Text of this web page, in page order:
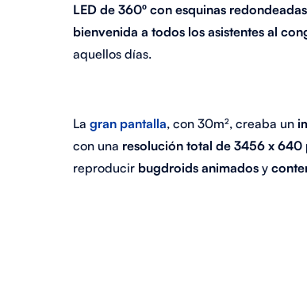
LED de 360º con esquinas redondeadas
bienvenida a todos los asistentes al
aquellos días.
La gran pantalla, con 30m², creaba un
con una resolución total de 3456 x 640
reproducir bugdroids animados y